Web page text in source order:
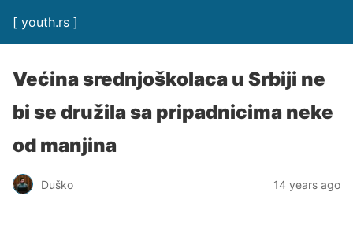
[ youth.rs ]
Većina srednjoškolaca u Srbiji ne
bi se družila sa pripadnicima neke
od manjina
Duško 14 years ago